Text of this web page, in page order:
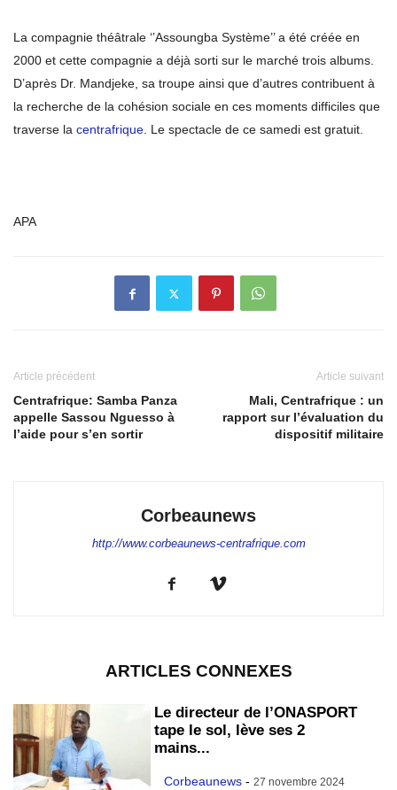
La compagnie théâtrale ‘’Assoungba Système’’ a été créée en
2000 et cette compagnie a déjà sorti sur le marché trois albums.
D’après Dr. Mandjeke, sa troupe ainsi que d’autres contribuent à
la recherche de la cohésion sociale en ces moments difficiles que
traverse la centrafrique. Le spectacle de ce samedi est gratuit.
APA
Article précédent
Centrafrique: Samba Panza
appelle Sassou Nguesso à
l’aide pour s’en sortir
Article suivant
Mali, Centrafrique : un
rapport sur l’évaluation du
dispositif militaire
Corbeaunews
http://www.corbeaunews-centrafrique.com
ARTICLES CONNEXES
Le directeur de l’ONASPORT
tape le sol, lève ses 2
mains...
Corbeaunews - 27 novembre 2024